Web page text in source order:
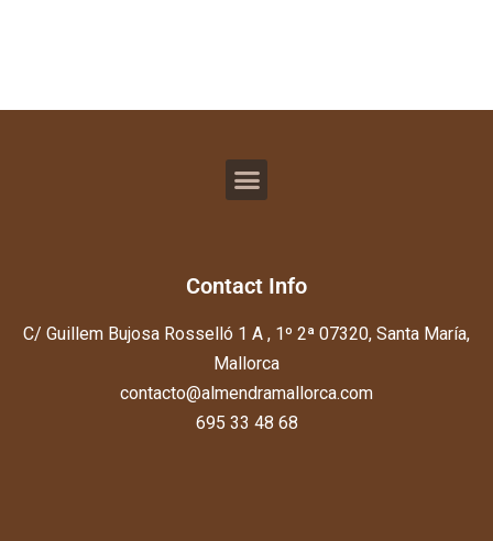
Contact Info
C/ Guillem Bujosa Rosselló 1 A , 1º 2ª 07320, Santa María,
Mallorca
contacto@almendramallorca.com
695 33 48 68